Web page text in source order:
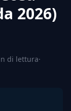
2026)
di lettura·